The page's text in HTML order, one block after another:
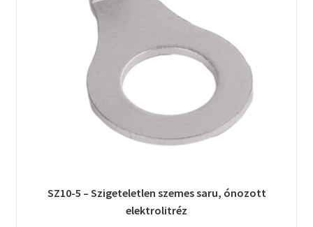
SZ10-5 – Szigeteletlen szemes saru, ónozott
elektrolitréz